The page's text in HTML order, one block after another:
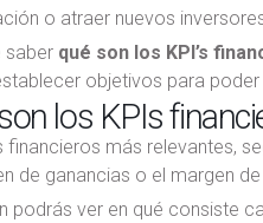
o atraer nuevos
saber qué son los KPI’s
objetivos para
los KPIs
financieros más relevantes,
de ganancias o el margen
podrás ver en qué consiste